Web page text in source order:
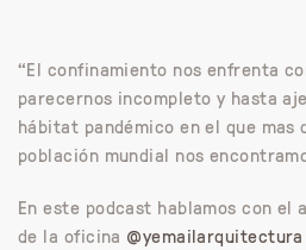
“El confinamiento nos enfrenta
parecernos incompleto y hasta
hábitat pandémico en el que mas
población mundial nos
En este podcast hablamos con el
de la oficina @yemailarquitectura